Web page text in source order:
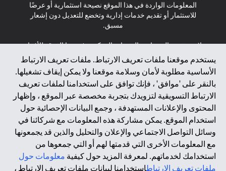
يستخدم موقعنا ملفات تعريف الارتباط. ملفات تعريف الارتباط
الأساسية مطلوبة لأمان وسلامة موقعنا ولا يمكن إيقاف تشغيلها.
بالنقر على 'موافق' ، فإنك توافق على استخدامنا لملفات تعريف
الارتباط التسويقية لتزويدك بتجربة مخصصة عبر الموقع ، وإظهار
المحتوى والإعلانات المستهدفة ، وجمع البيانات الإحصائية حول
استخدام الموقع. يمكن مشاركة هذه المعلومات مع شركائنا في
وسائل التواصل الاجتماعي والإعلان والتحليل والذين قد يجمعونها
مع المعلومات الأخرى التي قدمتها لهم أو التي جمعوها من
استخدامك لخدماتهم. لمعرفة المزيد حول كيفية معلومات حول
ملفات تعريف الارتباطاستخدامنا لبيانات ملفات تعريف الارتباط ،
المعلومات الواردة في هذا الموقع نصيحة استثمارية أو عرضًا
للاستثمار أو تقديم خدمات إدارية وتخضع للتعديل دون إشعار
مسبق.
لا يتم تقديم المنتجات والخدمات المذكورة في هذا الموقع للأفراد
المقيمين في الاتحاد الأوروبي أو المنطقة الاقتصادية الأوروبية أو
سويسرا أو غيرنسي أو جيرسي أو موناكو أو سان مارينو أو
الفاتيكان أو جزيرة مان أو المملكة المتحدة أو خصوصية البيانات
(لائحة حماية البيانات العامة \ قانون حماية البيانات الشخصية
العامة \ قانون خصوصية نيوزيلندا). المحتوى الموجود في هذه
الصفحة ليس ولا ينبغي تفسيره على أنه عرض أو دعوة أو دعوة
لشراء أو بيع أي من المنتجات والخدمات المذكورة هنا لمثل هؤلاء
الأفراد.
*GDPR – اللائحة العامة لحماية البيانات؛ * LGPD – Lei Geral de
Proteção de Dados Pessoais ; *NZPA – قانون الخصوصية
النيوزيلندي